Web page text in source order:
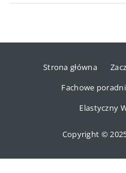
Strona główna
Fachowe
Elastyczny
Copyright ©